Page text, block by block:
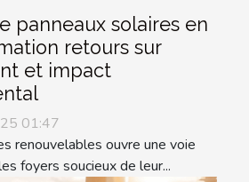
panneaux solaires en
retours sur
et impact
01:47
renouvelables ouvre une voie
foyers soucieux de leur...